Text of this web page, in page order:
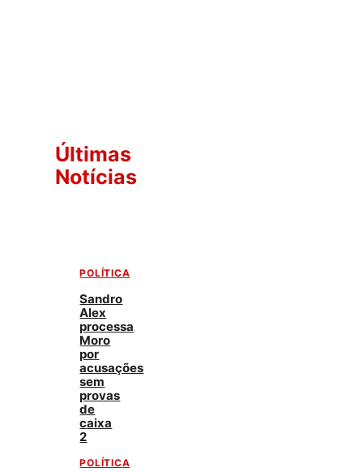
Últimas
Notícias
POLÍTICA
Sandro
Alex
processa
Moro
por
acusações
sem
provas
de
caixa
2
POLÍTICA